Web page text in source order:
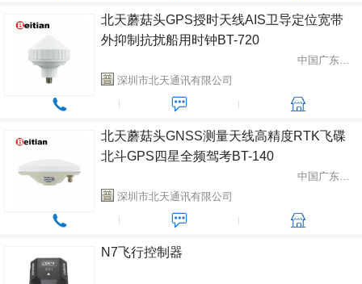
北天蘑菇头GPS授时天线AIS卫导定位宽带
外抑制抗扰船用时钟BT-720
中国广东省深圳市
深圳市北天通讯有限公司
北天蘑菇头GNSS测量天线高精度RTK飞碟
北斗GPS四星全频驾考BT-140
中国广东省深圳市
深圳市北天通讯有限公司
N7飞行控制器